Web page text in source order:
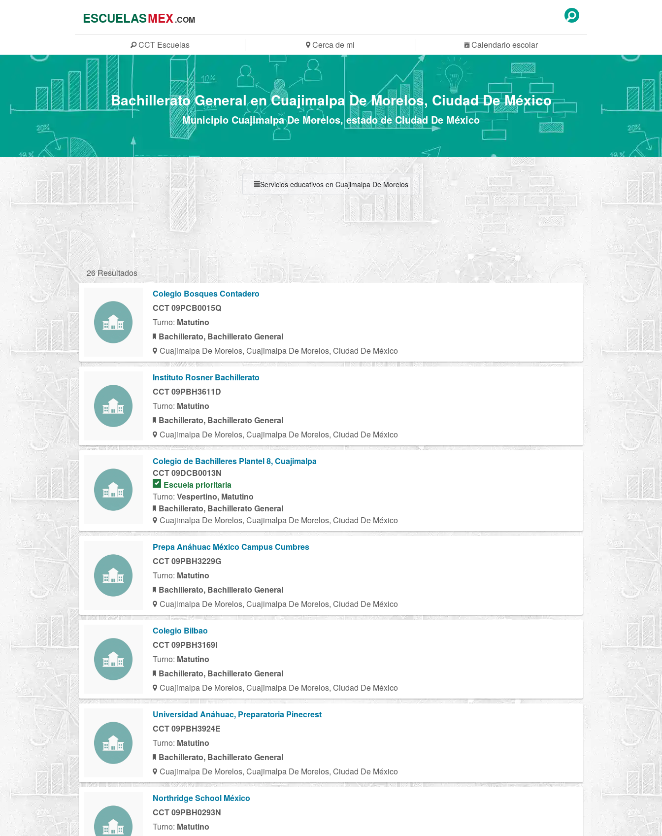
ESCUELASMEX.COM
CCT Escuelas Cerca de mi Calendario escolar
Bachillerato General en Cuajimalpa De Morelos, Ciudad De México
Municipio Cuajimalpa De Morelos, estado de Ciudad De México
Servicios educativos en Cuajimalpa De Morelos
26 Resultados
Colegio Bosques Contadero
CCT 09PCB0015Q
Turno: Matutino
Bachillerato, Bachillerato General
Cuajimalpa De Morelos, Cuajimalpa De Morelos, Ciudad De México
Instituto Rosner Bachillerato
CCT 09PBH3611D
Turno: Matutino
Bachillerato, Bachillerato General
Cuajimalpa De Morelos, Cuajimalpa De Morelos, Ciudad De México
Colegio de Bachilleres Plantel 8, Cuajimalpa
CCT 09DCB0013N
Escuela prioritaria
Turno: Vespertino, Matutino
Bachillerato, Bachillerato General
Cuajimalpa De Morelos, Cuajimalpa De Morelos, Ciudad De México
Prepa Anáhuac México Campus Cumbres
CCT 09PBH3229G
Turno: Matutino
Bachillerato, Bachillerato General
Cuajimalpa De Morelos, Cuajimalpa De Morelos, Ciudad De México
Colegio Bilbao
CCT 09PBH3169I
Turno: Matutino
Bachillerato, Bachillerato General
Cuajimalpa De Morelos, Cuajimalpa De Morelos, Ciudad De México
Universidad Anáhuac, Preparatoria Pinecrest
CCT 09PBH3924E
Turno: Matutino
Bachillerato, Bachillerato General
Cuajimalpa De Morelos, Cuajimalpa De Morelos, Ciudad De México
Northridge School México
CCT 09PBH0293N
Turno: Matutino